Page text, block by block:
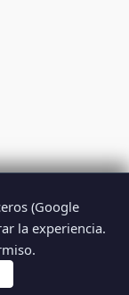
profesionales del
(Google
la experiencia.